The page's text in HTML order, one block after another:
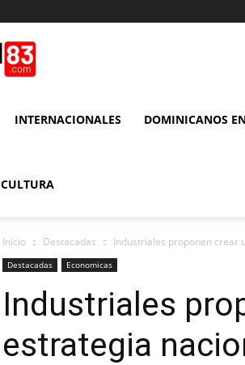
83
INTERNACIONALES DOMINICANOS
CULTURA
Inicio Destacadas Industriales proponen crear
Destacadas Economicas
Industriales
estrategia